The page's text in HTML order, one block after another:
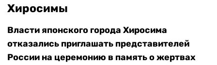
Хиросимы
Власти японского города Хиросима
отказались приглашать представителей
России на церемонию в память о жертвах